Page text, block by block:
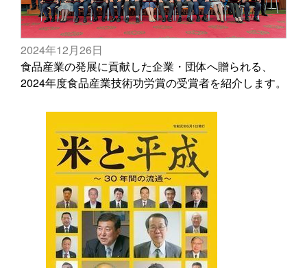
2024年12月26日
食品産業の発展に貢献した企業・団体へ贈られる、
2024年度食品産業技術功労賞の受賞者を紹介します。